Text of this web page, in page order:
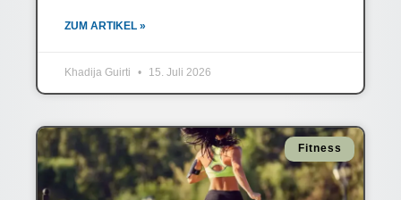
ZUM ARTIKEL »
Khadija Guirti 15. Juli 2026
Fitness